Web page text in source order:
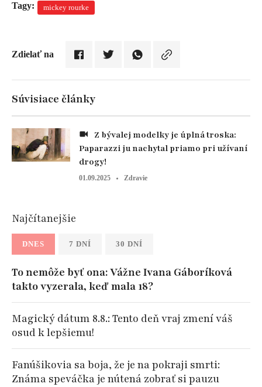
Tagy: mickey rourke
Zdielať na
Súvisiace články
Paparazzi ju nachytal priamo pri užívaní
drogy!
01.09.2025 Zdravie
Najčítanejšie
DNES 7 DNÍ 30 DNÍ
To nemôže byť ona: Vážne Ivana Gáboríková
takto vyzerala, keď mala 18?
Magický dátum 8.8.: Tento deň vraj zmení váš
osud k lepšiemu!
Fanúšikovia sa boja, že je na pokraji smrti:
Známa speváčka je nútená zobrať si pauzu